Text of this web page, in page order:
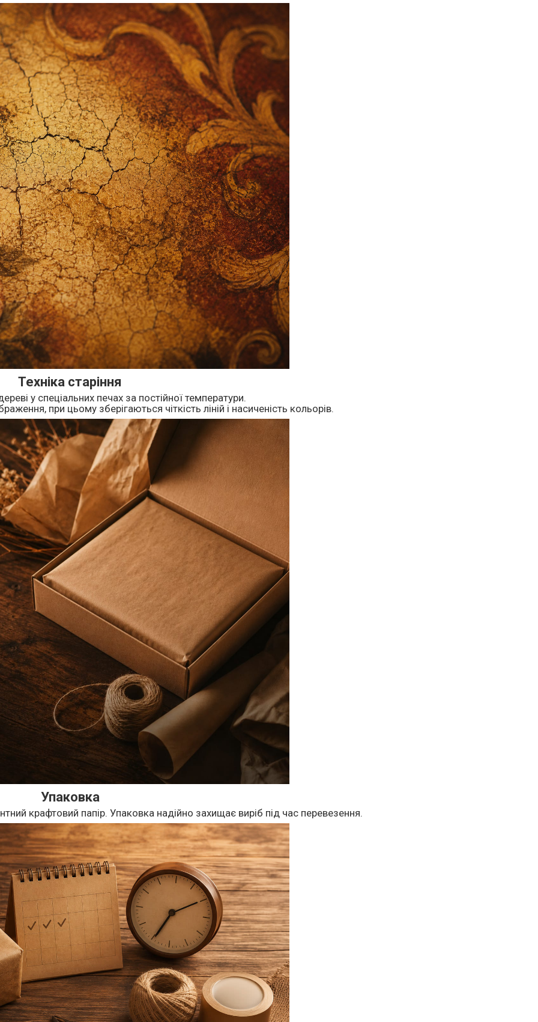
Техніка старіння
у спеціальних печах за постійної температури.
при цьому зберігаються чіткість ліній і насиченість кольорів.
Упаковка
крафтовий папір. Упаковка надійно захищає виріб під час перевезення.